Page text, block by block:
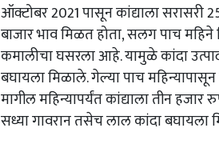
ऑक्टोबर 2021 पासून कांद्याला सरासरी
बाजार भाव मिळत होता, सलग पाच महिने
कमालीचा घसरला आहे. यामुळे कांदा
बघायला मिळाले. गेल्या पाच
मागील महिन्यापर्यंत कांद्याला तीन
सध्या गावरान तसेच लाल कांदा